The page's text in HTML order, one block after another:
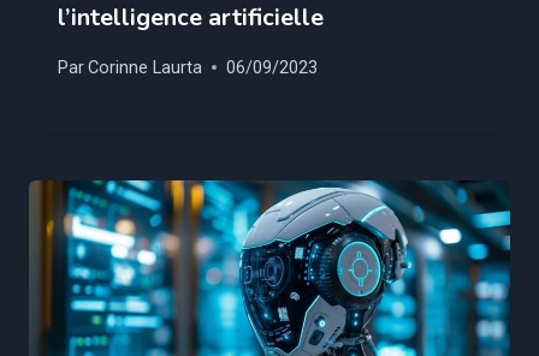
l’intelligence artificielle
ParCorinne Laurta 06/09/2023